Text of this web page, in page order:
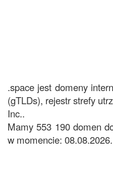
.space jest domeny
(gTLDs), rejestr strefy
Inc..
Mamy 553 190 domen
w momencie: 08.08.2026.